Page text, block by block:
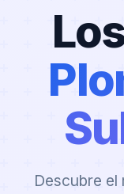
Descubre